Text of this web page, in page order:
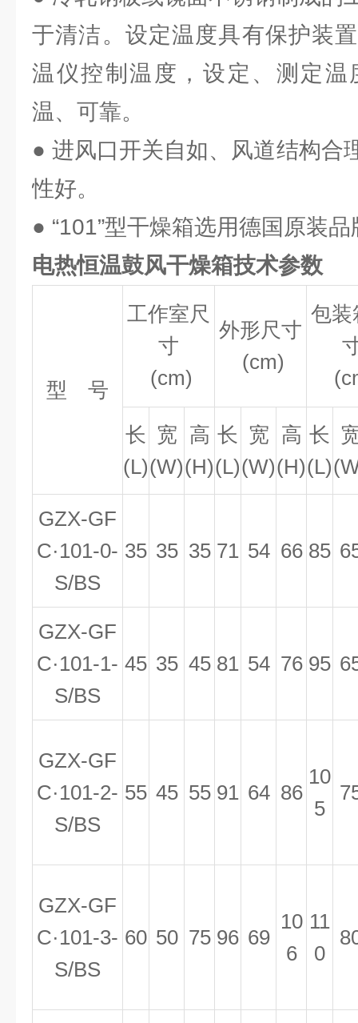
于清洁。设定温度具有保护装
温仪控制温度，设定、测定温
温、可靠。
● 进风口开关自如、风道结构合
性好。
● “101”型干燥箱选用德国原装
电热恒温鼓风干燥箱技术参数
型 号
工作室尺
寸
(cm)
外形尺寸
(cm)
包装
长
(L)
宽
(W)
高
(H)
长
(L)
宽
(W)
高
(H)
长
(L)
GZX-GF
C·101-0-
S/BS
35 35 35 71 54 66 85
GZX-GF
C·101-1-
S/BS
45 35 45 81 54 76 95
GZX-GF
C·101-2-
S/BS
55 45 55 91 64 86
10
5
GZX-GF
C·101-3-
S/BS
60 50 75 96 69
10
6
11
0